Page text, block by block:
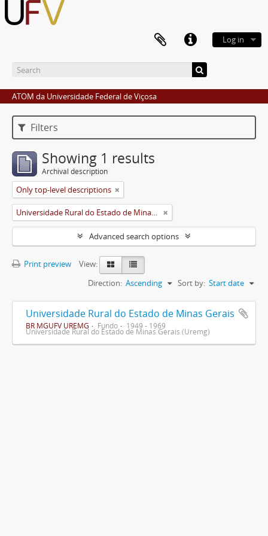
Log in
ATOM da Universidade Federal de Viçosa
Filters
Showing 1 results
Archival description
Only top-level descriptions
Universidade Rural do Estado de Minas Gerais (Uremg)
Advanced search options
Print preview
View:
Sort by: Start date
Direction: Ascending
Universidade Rural do Estado de Minas Gerais
BR MGUFV UREMG Fundo 1949 - 1969
Universidade Rural do Estado de Minas Gerais (Uremg)